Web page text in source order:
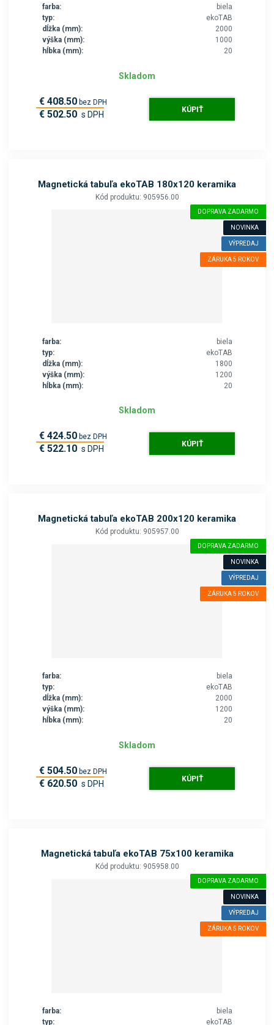
farba:
biela
typ:
ekoTAB
dĺžka (mm):
2000
výška (mm):
1000
hĺbka (mm):
20
Skladom
€ 408.50 bez DPH
€ 502.50 s DPH KÚPIŤ
Magnetická tabuľa ekoTAB 180x120 keramika
Kód produktu: 905956.00
DOPRAVA ZADARMO
NOVINKA
VÝPREDAJ
ZÁRUKA 5 ROKOV
farba:
biela
typ:
ekoTAB
dĺžka (mm):
1800
výška (mm):
1200
hĺbka (mm):
20
Skladom
€ 424.50 bez DPH
€ 522.10 s DPH KÚPIŤ
Magnetická tabuľa ekoTAB 200x120 keramika
Kód produktu: 905957.00
DOPRAVA ZADARMO
NOVINKA
VÝPREDAJ
ZÁRUKA 5 ROKOV
farba:
biela
typ:
ekoTAB
dĺžka (mm):
2000
výška (mm):
1200
hĺbka (mm):
20
Skladom
€ 504.50 bez DPH
€ 620.50 s DPH KÚPIŤ
Magnetická tabuľa ekoTAB 75x100 keramika
Kód produktu: 905958.00
DOPRAVA ZADARMO
NOVINKA
VÝPREDAJ
ZÁRUKA 5 ROKOV
farba:
biela
typ:
ekoTAB